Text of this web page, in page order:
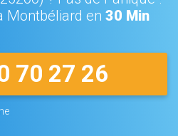
Montbéliard en 30 Min
70 27 26